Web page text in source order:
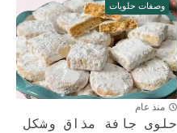
وصفات حلويات
منذ عام
حلوى جافة مذاق وشكل